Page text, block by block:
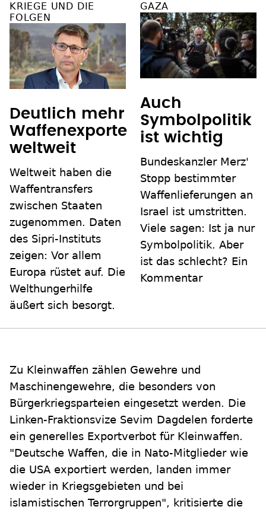
KRIEGE UND DIE
FOLGEN
Deutlich mehr
Waffenexporte
weltweit
Weltweit haben die
Waffentransfers
zwischen Staaten
zugenommen. Daten
des Sipri-Instituts
zeigen: Vor allem
Europa rüstet auf. Die
Welthungerhilfe
äußert sich besorgt.
GAZA
Auch
Symbolpolitik
ist wichtig
Bundeskanzler Merz'
Stopp bestimmter
Waffenlieferungen an
Israel ist umstritten.
Viele sagen: Ist ja nur
Symbolpolitik. Aber
ist das schlecht? Ein
Kommentar
Zu Kleinwaffen zählen Gewehre und
Maschinengewehre, die besonders von
Bürgerkriegsparteien eingesetzt werden. Die
Linken-Fraktionsvize Sevim Dagdelen forderte
ein generelles Exportverbot für Kleinwaffen.
"Deutsche Waffen, die in Nato-Mitglieder wie
die USA exportiert werden, landen immer
wieder in Kriegsgebieten und bei
islamistischen Terrorgruppen", kritisierte die